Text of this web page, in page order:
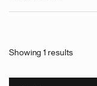
Showing 1 results